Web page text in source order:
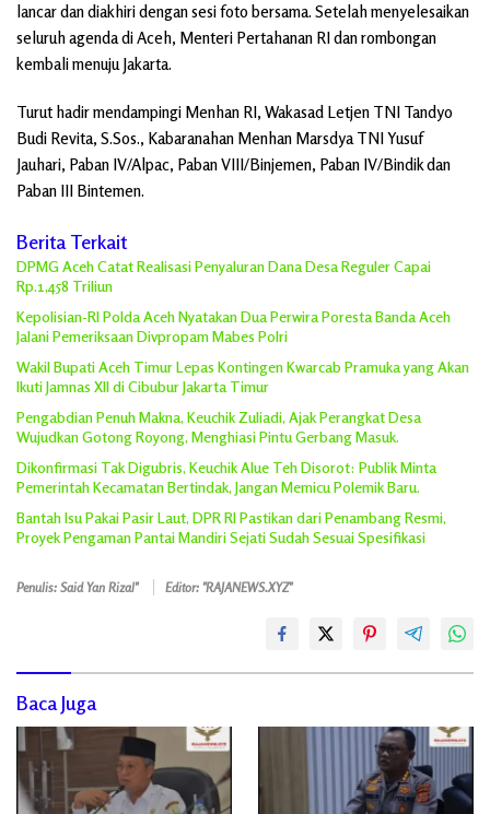
lancar dan diakhiri dengan sesi foto bersama. Setelah menyelesaikan
seluruh agenda di Aceh, Menteri Pertahanan RI dan rombongan
kembali menuju Jakarta.
Turut hadir mendampingi Menhan RI, Wakasad Letjen TNI Tandyo
Budi Revita, S.Sos., Kabaranahan Menhan Marsdya TNI Yusuf
Jauhari, Paban IV/Alpac, Paban VIII/Binjemen, Paban IV/Bindik dan
Paban III Bintemen.
Berita Terkait
DPMG Aceh Catat Realisasi Penyaluran Dana Desa Reguler Capai
Rp.1,458 Triliun
Kepolisian-RI Polda Aceh Nyatakan Dua Perwira Poresta Banda Aceh
Jalani Pemeriksaan Divpropam Mabes Polri
Wakil Bupati Aceh Timur Lepas Kontingen Kwarcab Pramuka yang Akan
Ikuti Jamnas XII di Cibubur Jakarta Timur
Pengabdian Penuh Makna, Keuchik Zuliadi, Ajak Perangkat Desa
Wujudkan Gotong Royong, Menghiasi Pintu Gerbang Masuk.
Dikonfirmasi Tak Digubris, Keuchik Alue Teh Disorot: Publik Minta
Pemerintah Kecamatan Bertindak, Jangan Memicu Polemik Baru.
Bantah Isu Pakai Pasir Laut, DPR RI Pastikan dari Penambang Resmi,
Proyek Pengaman Pantai Mandiri Sejati Sudah Sesuai Spesifikasi
Penulis: Said Yan Rizal" Editor: "RAJANEWS.XYZ"
Baca Juga